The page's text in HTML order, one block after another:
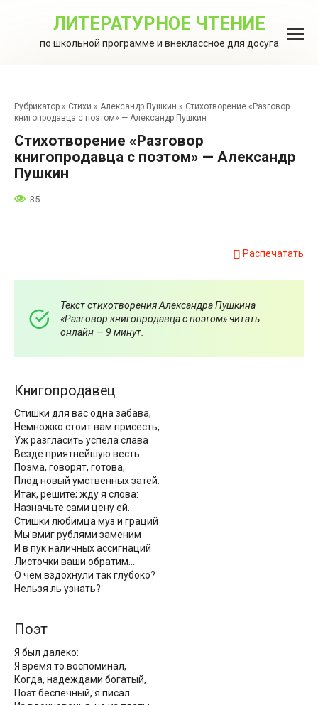
ЛИТЕРАТУРНОЕ ЧТЕНИЕ
по школьной программе и внеклассное для досуга
Рубрикатор » Стихи » Александр Пушкин » Стихотворение «Разговор
книгопродавца с поэтом» — Александр Пушкин
Стихотворение «Разговор
книгопродавца с поэтом» — Александр
Пушкин
35
Распечатать
Текст стихотворения Александра Пушкина
«Разговор книгопродавца с поэтом» читать
онлайн — 9 минут.
Книгопродавец
Стишки для вас одна забава,
Немножко стоит вам присесть,
Уж разгласить успела слава
Везде приятнейшую весть:
Поэма, говорят, готова,
Плод новый умственных затей.
Итак, решите; жду я слова:
Назначьте сами цену ей.
Стишки любимца муз и граций
Мы вмиг рублями заменим
И в пук наличных ассигнаций
Листочки ваши обратим…
О чем вздохнули так глубоко?
Нельзя ль узнать?
Поэт
Я был далеко:
Я время то воспоминал,
Когда, надеждами богатый,
Поэт беспечный, я писал